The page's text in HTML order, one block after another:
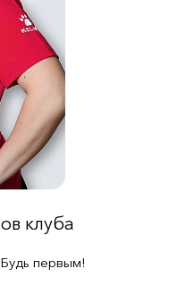
клуба
первым!